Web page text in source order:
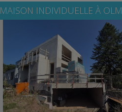
MAISON INDIVIDUELLE À OLM